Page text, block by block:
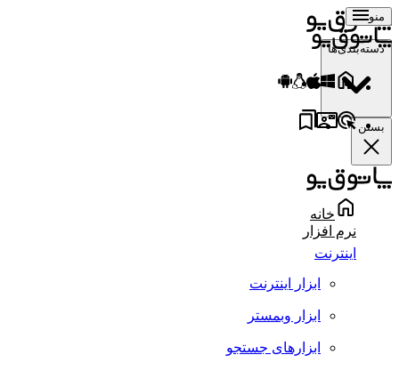
منو
دسته‌بندی‌ها
بستن
خانه
نرم افزار
اینترنت
ابزار اینترنت
ابزار وبمستر
ابزارهای جستجو